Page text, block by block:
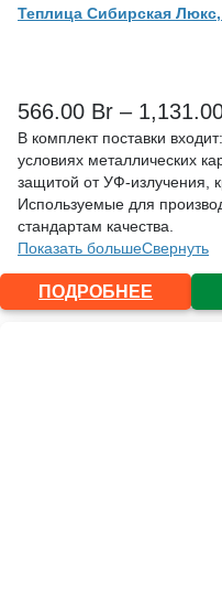
Теплица Сибирская
566.00 Br –
В комплект поставки
условиях металлических
защитой от УФ-излучения,
Используемые для
стандартам качества.
Показать большеСвернуть
ПОДРОБНЕЕ